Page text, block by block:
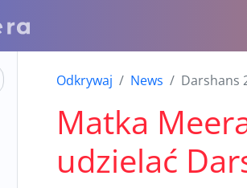
Odkrywaj News Darshans
Matka
udzielać